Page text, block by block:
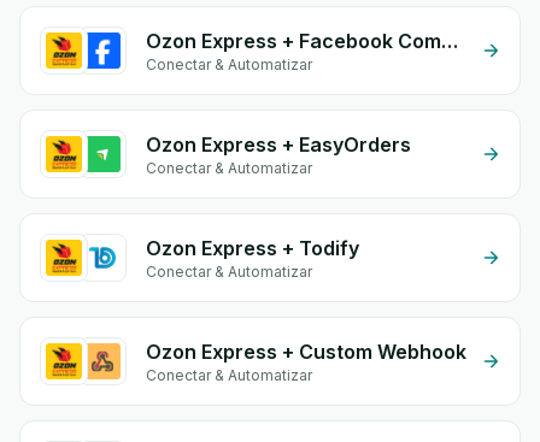
Ozon Express + Facebook Commerce
Conectar & Automatizar
Ozon Express + EasyOrders
Conectar & Automatizar
Ozon Express + Todify
Conectar & Automatizar
Ozon Express + Custom Webhook
Conectar & Automatizar